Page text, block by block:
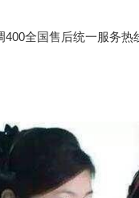
400全国售后统一服务热